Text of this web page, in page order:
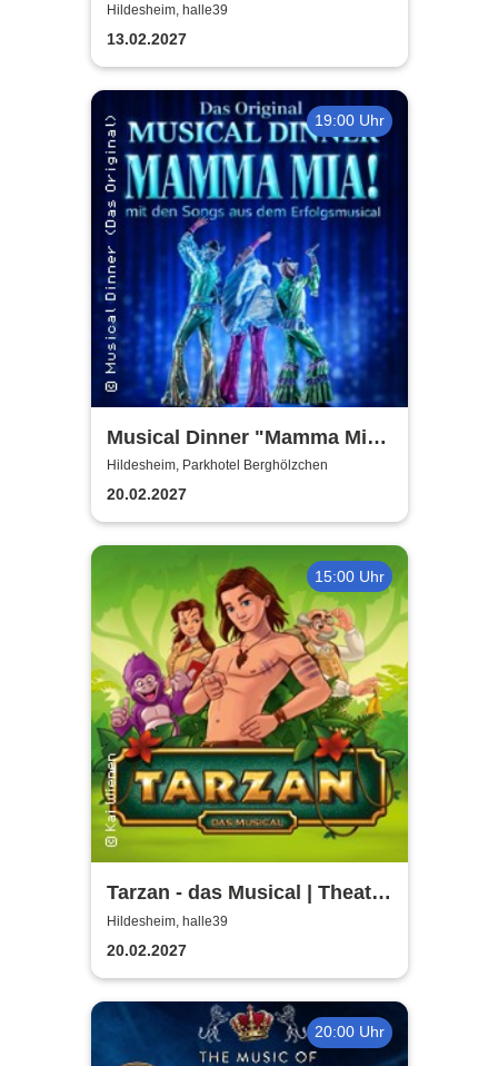
Hildesheim, halle39
13.02.2027
19:00 Uhr
Musical Dinner "Mamma Mia
Special"
Hildesheim, Parkhotel Berghölzchen
20.02.2027
15:00 Uhr
Tarzan - das Musical | Theater
Liberi
Hildesheim, halle39
20.02.2027
20:00 Uhr